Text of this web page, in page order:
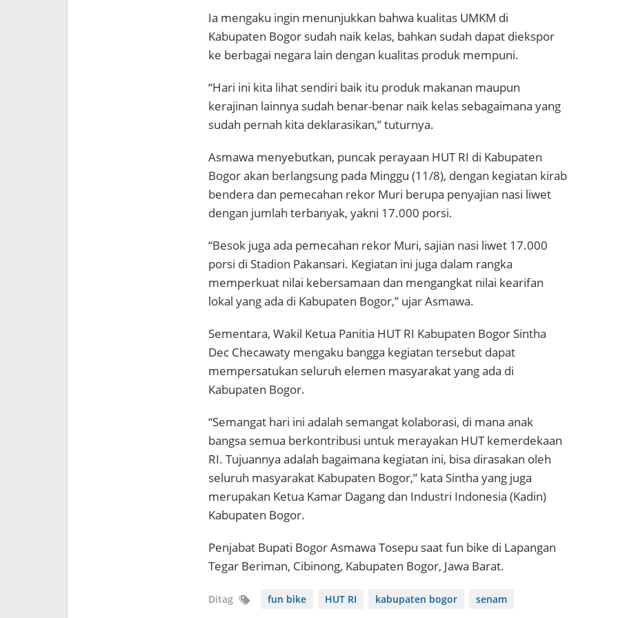
Ia mengaku ingin menunjukkan bahwa kualitas UMKM di
Kabupaten Bogor sudah naik kelas, bahkan sudah dapat diekspor
ke berbagai negara lain dengan kualitas produk mempuni.
“Hari ini kita lihat sendiri baik itu produk makanan maupun
kerajinan lainnya sudah benar-benar naik kelas sebagaimana yang
sudah pernah kita deklarasikan,” tuturnya.
Asmawa menyebutkan, puncak perayaan HUT RI di Kabupaten
Bogor akan berlangsung pada Minggu (11/8), dengan kegiatan kirab
bendera dan pemecahan rekor Muri berupa penyajian nasi liwet
dengan jumlah terbanyak, yakni 17.000 porsi.
“Besok juga ada pemecahan rekor Muri, sajian nasi liwet 17.000
porsi di Stadion Pakansari. Kegiatan ini juga dalam rangka
memperkuat nilai kebersamaan dan mengangkat nilai kearifan
lokal yang ada di Kabupaten Bogor,” ujar Asmawa.
Sementara, Wakil Ketua Panitia HUT RI Kabupaten Bogor Sintha
Dec Checawaty mengaku bangga kegiatan tersebut dapat
mempersatukan seluruh elemen masyarakat yang ada di
Kabupaten Bogor.
“Semangat hari ini adalah semangat kolaborasi, di mana anak
bangsa semua berkontribusi untuk merayakan HUT kemerdekaan
RI. Tujuannya adalah bagaimana kegiatan ini, bisa dirasakan oleh
seluruh masyarakat Kabupaten Bogor,” kata Sintha yang juga
merupakan Ketua Kamar Dagang dan Industri Indonesia (Kadin)
Kabupaten Bogor.
Penjabat Bupati Bogor Asmawa Tosepu saat fun bike di Lapangan
Tegar Beriman, Cibinong, Kabupaten Bogor, Jawa Barat.
Ditag fun bike HUT RI kabupaten bogor senam